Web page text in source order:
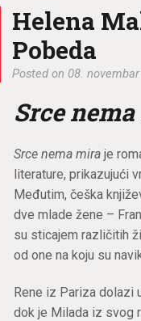
Helena
Pobeda
Posted on 08.
Srce
Srce nema miraje
literature, prikazujući
Međutim, češka
dve mlade žene –
su sticajem različitih
od one na koju su
Rene iz Pariza dolazi
dok je Milada iz svog